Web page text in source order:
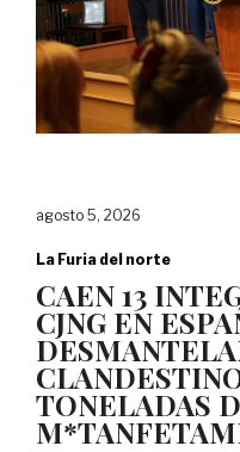
agosto 5, 2026
La Furia del norte
CAEN 13
CJNG EN
TONELADAS